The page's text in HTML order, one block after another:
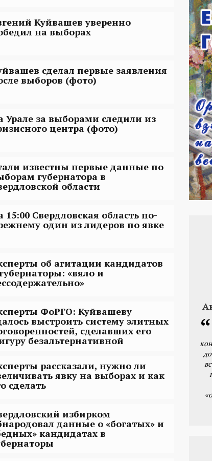
Куйвашев уверенно
на выборах
сделал первые заявления
выборов (фото)
Урале за выборами следили из
центра (фото)
известны первые данные по
губернатора в
области
15:00 Свердловская область по-
один из лидеров по явке
об агитации кандидатов
«вяло и
ФоРГО: Куйвашеву
выстроить систему элитных
сделавших его
безальтернативной
рассказали, нужно ли
явку на выборах и как
сделать
избирком
данные o «богатых» и
кандидатах в